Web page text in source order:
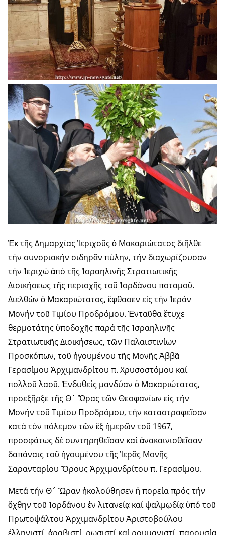
Ἐκ τῆς Δημαρχίας Ἱεριχοῦς ὁ Μακαριώτατος διῆλθε
τήν συνοριακήν σιδηρᾶν πύλην, τήν διαχωρίζουσαν
τήν Ἱεριχώ ἀπό τῆς Ἰσραηλινῆς Στρατιωτικῆς
Διοικήσεως τῆς περιοχῆς τοῦ Ἰορδάνου ποταμοῦ.
Διελθών ὁ Μακαριώτατος, ἔφθασεν εἰς τήν Ἱεράν
Μονήν τοῦ Τιμίου Προδρόμου. Ἐνταῦθα ἔτυχε
θερμοτάτης ὑποδοχῆς παρά τῆς Ἰσραηλινῆς
Στρατιωτικῆς Διοικήσεως, τῶν Παλαιστινίων
Προσκόπων, τοῦ ἡγουμένου τῆς Μονῆς Ἀββᾶ
Γερασίμου Ἀρχιμανδρίτου π. Χρυσοστόμου καί
πολλοῦ λαοῦ. Ἐνδυθείς μανδύαν ὁ Μακαριώτατος,
προεξῆρξε τῆς Θ´ Ὥρας τῶν Θεοφανίων εἰς τήν
Μονήν τοῦ Τιμίου Προδρόμου, τήν καταστραφεῖσαν
κατά τόν πόλεμον τῶν ἕξ ἡμερῶν τοῦ 1967,
προσφάτως δέ συντηρηθεῖσαν καί ἀνακαινισθεῖσαν
δαπάναις τοῦ ἡγουμένου τῆς Ἱερᾶς Μονῆς
Σαρανταρίου Ὄρους Ἀρχιμανδρίτου π. Γερασίμου.
Μετά τήν Θ´ Ὥραν ἠκολούθησεν ἡ πορεία πρός τήν
ὄχθην τοῦ Ἰορδάνου ἐν λιτανείᾳ καί ψαλμῳδίᾳ ὑπό τοῦ
Πρωτοψάλτου Ἀρχιμανδρίτου Ἀριστοβούλου